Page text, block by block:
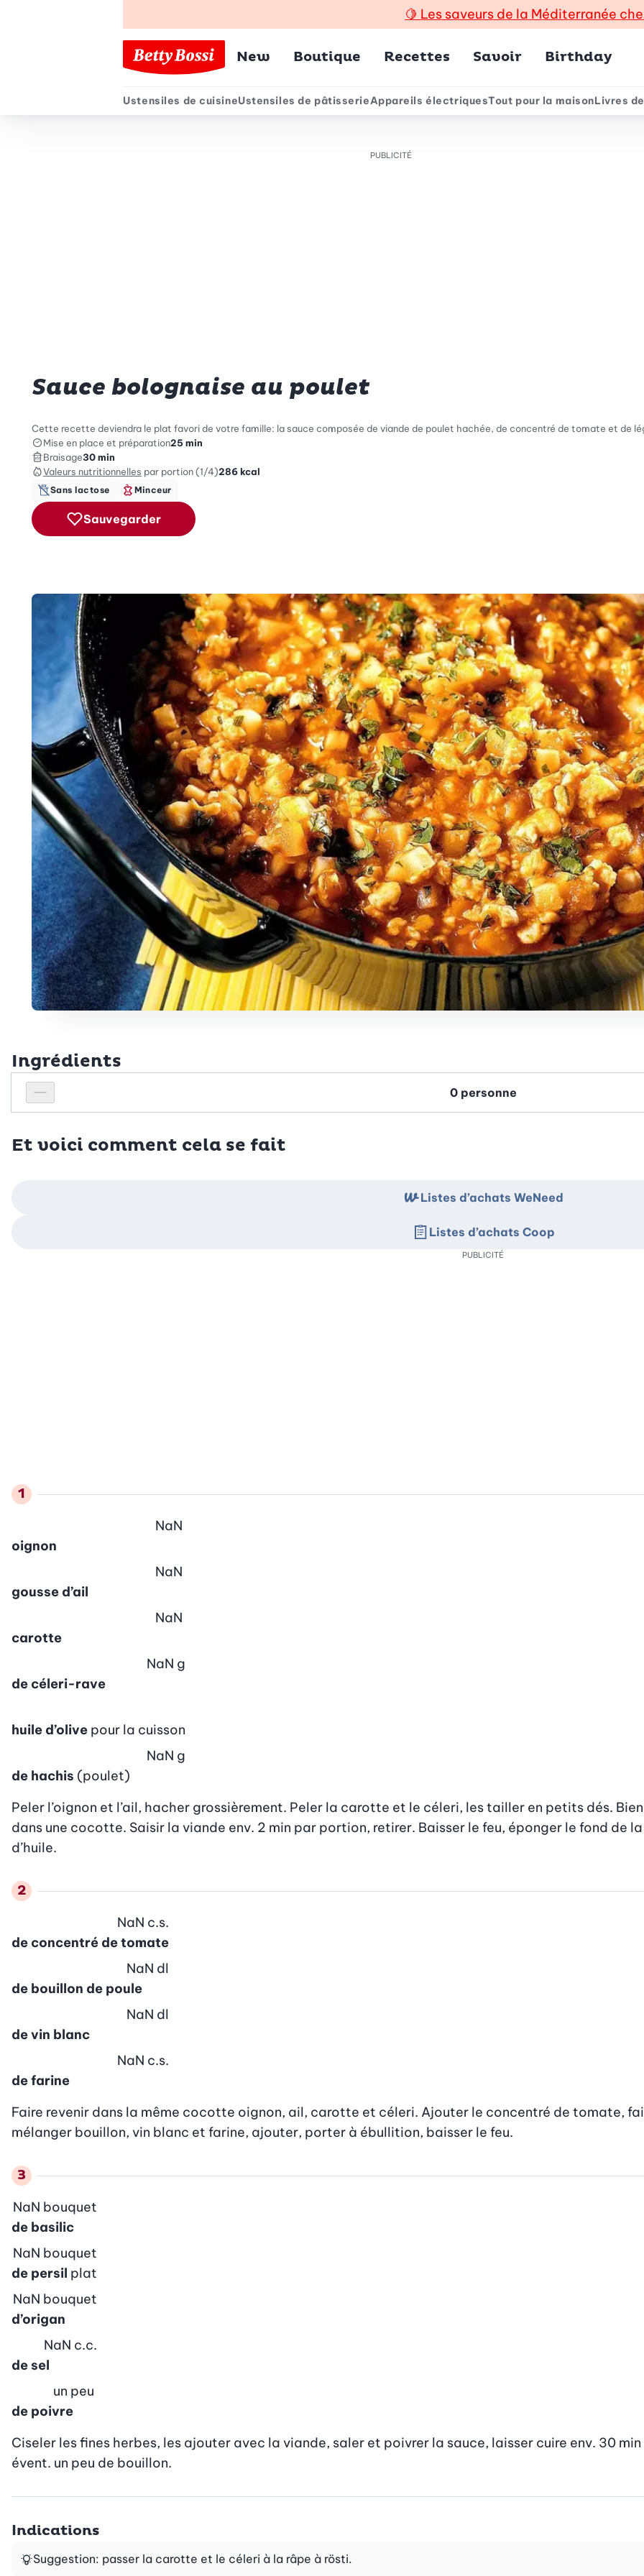
🍋 Les saveurs de la Méditerranée
Menu principal
New Boutique Recettes Savoir Birthday
Menu secondaire
Ustensiles de cuisineUstensiles de pâtisserieAppareils électriquesTout pour la maisonLivres
PUBLICITÉ
Sauce bolognaise au poulet
Cette recette deviendra le plat favori de votre famille: la sauce composée de viande de poulet hachée, de concentré de tomate et de
Mise en place et préparation25 min
Braisage30 min
Valeurs nutritionnelles par portion (1/4)286 kcal
Sans lactose Minceur
Sauvegarder
Ingrédients
Réduire le nombre de personnes
Personnes
Et voici comment cela se fait
oignon
NaN
gousse d’ail
NaN
carotte
NaN
de céleri-rave
NaN g
huile d’olive pour la cuisson
de hachis (poulet)
NaN g
Peler l’oignon et l’ail, hacher grossièrement. Peler la carotte et le céleri, les tailler en petits dés.
dans une cocotte. Saisir la viande env. 2 min par portion, retirer. Baisser le feu, éponger le fond de
d’huile.
de concentré de tomate
NaN c.s.
de bouillon de poule
NaN dl
de vin blanc
NaN dl
de farine
NaN c.s.
Faire revenir dans la même cocotte oignon, ail, carotte et céleri. Ajouter le concentré de tomate,
mélanger bouillon, vin blanc et farine, ajouter, porter à ébullition, baisser le feu.
de basilic
NaN bouquet
de persil plat
NaN bouquet
d’origan
NaN bouquet
de sel
NaN c.c.
de poivre
un peu
Ciseler les fines herbes, les ajouter avec la viande, saler et poivrer la sauce, laisser cuire env. 30
évent. un peu de bouillon.
Listes d’achats WeNeed
Listes d’achats Coop
PUBLICITÉ
Indications
Suggestion: passer la carotte et le céleri à la râpe à rösti.